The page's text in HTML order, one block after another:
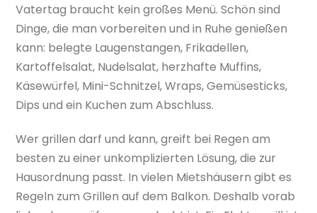
Vatertag braucht kein großes Menü. Schön sind
Dinge, die man vorbereiten und in Ruhe genießen
kann: belegte Laugenstangen, Frikadellen,
Kartoffelsalat, Nudelsalat, herzhafte Muffins,
Käsewürfel, Mini-Schnitzel, Wraps, Gemüsesticks,
Dips und ein Kuchen zum Abschluss.
Wer grillen darf und kann, greift bei Regen am
besten zu einer unkomplizierten Lösung, die zur
Hausordnung passt. In vielen Mietshäusern gibt es
Regeln zum Grillen auf dem Balkon. Deshalb vorab